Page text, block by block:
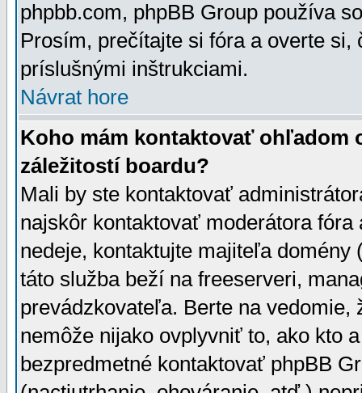
phpbb.com, phpBB Group používa
Prosím, prečítajte si fóra a overte
príslušnými inštrukciami.
Návrat hore
Koho mám kontaktovať ohľadom
záležitostí boardu?
Mali by ste kontaktovať
najskôr kontaktovať moderátora
nedeje, kontaktujte majiteľa
táto služba beží na freeserveri,
prevádzkovateľa. Berte na vedomie,
nemôže nijako ovplyvniť to, ako kto
bezpredmetné kontaktovať phpBB